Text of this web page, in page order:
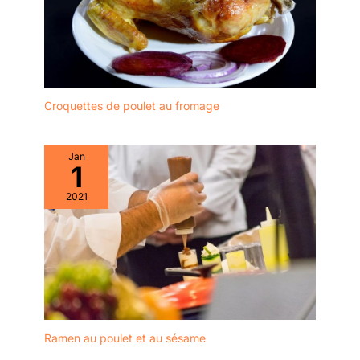
personnes âgées. Plus
de risque d’éclats, de
fissures ou de casse
accidentelle, pour une
utilisation en toute
Polyvalent pour Toutes
Soupes : Grâce à leur
grande capacité de 40
oz, ces bols sont
parfaitement adaptés à
tous les plats de nouilles
asiatiques : ramen
japonais, nouilles
Lanzhou, nouilles
instantanées, udon, pho,
soupe Thai Miso,
wonton, nouilles de riz et
bien d’autres spécialités.
problème du nettoyage
après les repas, même le
lavage à la main ne
laissera pas de saleté et
de taches d'huile.Idéal
pour les baguettes
réutilisables. Si vous ne
pouvez les emmener au
travail et les laver à l'eau
après les repas pour
garder les baguettes
propres. 【Diverses
Applications】 : Nos
baguettes réutilisables
sont indispensables pour
la cuisine asiatique
comme le ragoût de
sushi ramen, le poulet
kung pao et les boulettes
Prise en main facile,
même pour les
débutants en baguettes.
Les baguettes de moins
de 4,5 mm d'épaisseur
QU'EST-CE QUE
禄 est une ère japonaise
de 1688 à 1704, l'âge d'or
de la période Edo. La
caractéristique des
"baguettes Genroku" est
qu'il y a une rainure au
milieu, ce qui facilite la
séparation et l'utilisation.
Croquettes de poulet au fromage
Jan
1
2021
Ramen au poulet et au sésame